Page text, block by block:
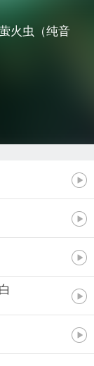
火虫（纯音